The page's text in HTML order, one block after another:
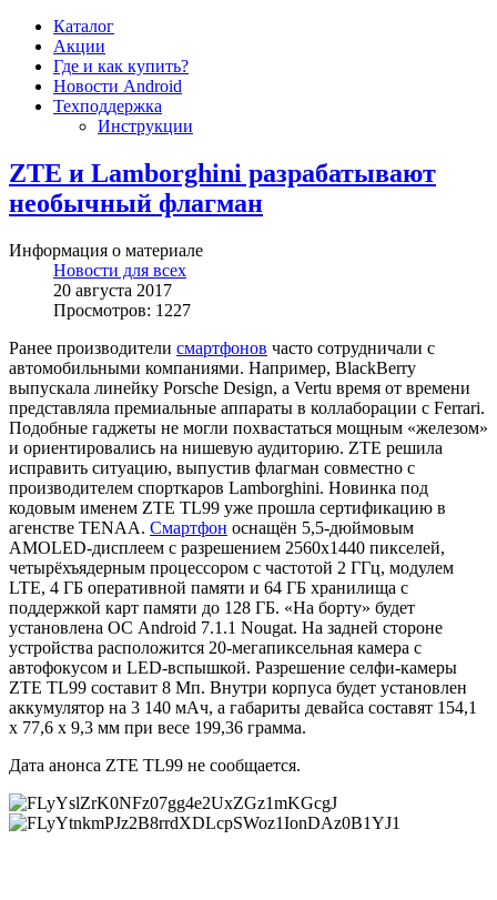
Каталог
Акции
Где и как купить?
Новости Android
Техподдержка
Инструкции
ZTE и Lamborghini разрабатывают
необычный флагман
Информация о материале
Новости для всех
20 августа 2017
Просмотров: 1227
Ранее производители смартфонов часто сотрудничали с
автомобильными компаниями. Например, BlackBerry
выпускала линейку Porsche Design, а Vertu время от времени
представляла премиальные аппараты в коллаборации с Ferrari.
Подобные гаджеты не могли похвастаться мощным «железом»
и ориентировались на нишевую аудиторию. ZTE решила
исправить ситуацию, выпустив флагман совместно с
производителем спорткаров Lamborghini. Новинка под
кодовым именем ZTE TL99 уже прошла сертификацию в
агенстве TENAA. Смартфон оснащён 5,5-дюймовым
AMOLED-дисплеем с разрешением 2560х1440 пикселей,
четырёхъядерным процессором с частотой 2 ГГц, модулем
LTE, 4 ГБ оперативной памяти и 64 ГБ хранилища с
поддержкой карт памяти до 128 ГБ. «На борту» будет
установлена ОС Android 7.1.1 Nougat. На задней стороне
устройства расположится 20-мегапиксельная камера с
автофокусом и LED-вспышкой. Разрешение селфи-камеры
ZTE TL99 составит 8 Мп. Внутри корпуса будет установлен
аккумулятор на 3 140 мАч, а габариты девайса составят 154,1
х 77,6 х 9,3 мм при весе 199,36 грамма.
Дата анонса ZTE TL99 не сообщается.